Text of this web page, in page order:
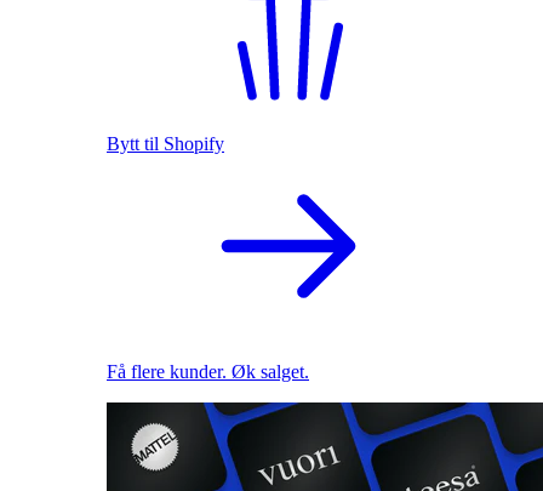
Bytt til Shopify
Få flere kunder. Øk salget.